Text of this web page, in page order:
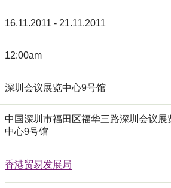
16.11.2011 - 21.11.2011
12:00am
深圳会议展览中心9号馆
中国深圳市福田区福华三路深圳会议展
中心9号馆
香港贸易发展局